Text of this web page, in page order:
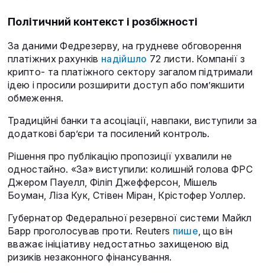
Політичний контекст і розбіжності
За даними Федрезерву, на грудневе обговорення
платіжних рахунків надійшло 72 листи. Компанії з
крипто- та платіжного сектору загалом підтримали
ідею і просили розширити доступ або пом’якшити
обмеження.
Традиційні банки та асоціації, навпаки, виступили за
додаткові бар’єри та посилений контроль.
Рішення про публікацію пропозиції ухвалили не
одностайно. «За» виступили: колишній голова ФРС
Джером Пауелл, Філіп Джефферсон, Мішель
Боуман, Ліза Кук, Стівен Міран, Крістофер Уоллер.
Губернатор Федеральної резервної системи Майкл
Барр проголосував проти. Reuters пише, що він
вважає ініціативу недостатньо захищеною від
ризиків незаконного фінансування.